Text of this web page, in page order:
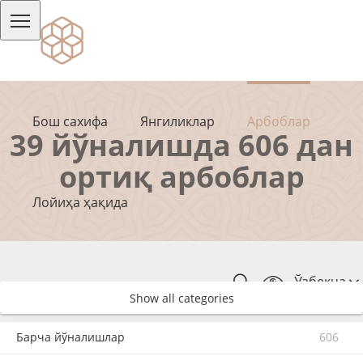
Бош сахифа Янгиликлар Арбоблар
Лойиҳа ҳақида
Ўзбекча
39 йўналишда 606 дан
ортиқ арбоблар
Show all categories
Барча йўналишлар 606